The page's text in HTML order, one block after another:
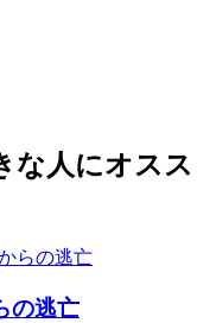
な人にオスス
の逃亡